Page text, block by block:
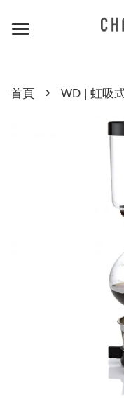
首頁 › WD | 虹吸